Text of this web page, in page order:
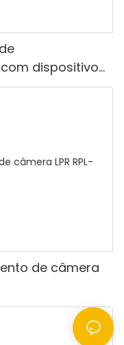
dispositivo
de barreira
de câmera